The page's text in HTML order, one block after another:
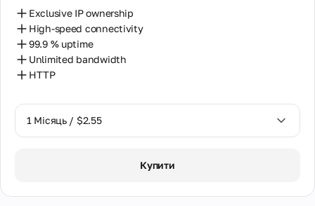
Exclusive IP ownership
High-speed connectivity
99.9 % uptime
Unlimited bandwidth
HTTP
1 Місяць / $2.55
Купити